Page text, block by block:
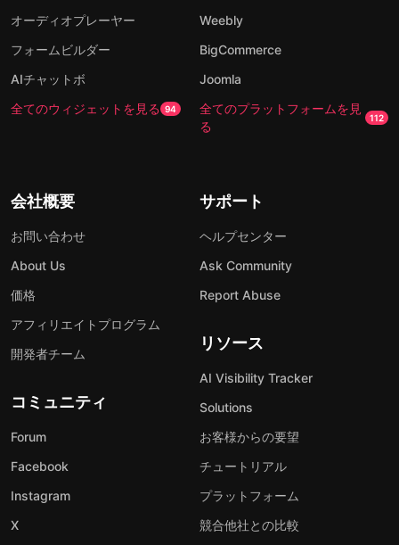
オーディオプレーヤー
フォームビルダー
AIチャットボ
全てのウィジェットを見る 94
Weebly
BigCommerce
Joomla
全てのプラットフォームを見
る
112
会社概要
お問い合わせ
About Us
価格
アフィリエイトプログラム
開発者チーム
コミュニティ
Forum
Facebook
Instagram
X
サポート
ヘルプセンター
Ask Community
Report Abuse
リソース
AI Visibility Tracker
Solutions
お客様からの要望
チュートリアル
プラットフォーム
競合他社との比較